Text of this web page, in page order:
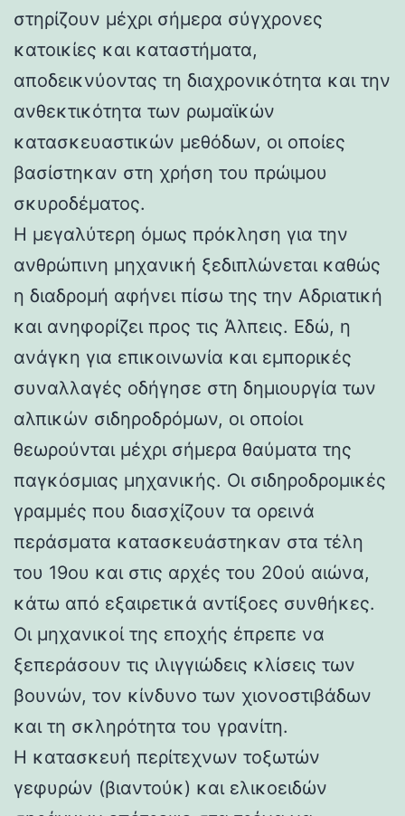
στηρίζουν μέχρι σήμερα σύγχρονες
κατοικίες και καταστήματα,
αποδεικνύοντας τη διαχρονικότητα και την
ανθεκτικότητα των ρωμαϊκών
κατασκευαστικών μεθόδων, οι οποίες
βασίστηκαν στη χρήση του πρώιμου
σκυροδέματος.
Η μεγαλύτερη όμως πρόκληση για την
ανθρώπινη μηχανική ξεδιπλώνεται καθώς
η διαδρομή αφήνει πίσω της την Αδριατική
και ανηφορίζει προς τις Άλπεις. Εδώ, η
ανάγκη για επικοινωνία και εμπορικές
συναλλαγές οδήγησε στη δημιουργία των
αλπικών σιδηροδρόμων, οι οποίοι
θεωρούνται μέχρι σήμερα θαύματα της
παγκόσμιας μηχανικής. Οι σιδηροδρομικές
γραμμές που διασχίζουν τα ορεινά
περάσματα κατασκευάστηκαν στα τέλη
του 19ου και στις αρχές του 20ού αιώνα,
κάτω από εξαιρετικά αντίξοες συνθήκες.
Οι μηχανικοί της εποχής έπρεπε να
ξεπεράσουν τις ιλιγγιώδεις κλίσεις των
βουνών, τον κίνδυνο των χιονοστιβάδων
και τη σκληρότητα του γρανίτη.
Η κατασκευή περίτεχνων τοξωτών
γεφυρών (βιαντούκ) και ελικοειδών